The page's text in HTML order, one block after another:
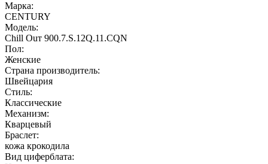
Марка:
CENTURY
Модель:
Сhill Оuт 900.7.S.12Q.11.СQN
Пол:
Женские
Страна производитель:
Швейцария
Стиль:
Классические
Механизм:
Кварцевый
Браслет:
кожа крокодила
Вид циферблата: